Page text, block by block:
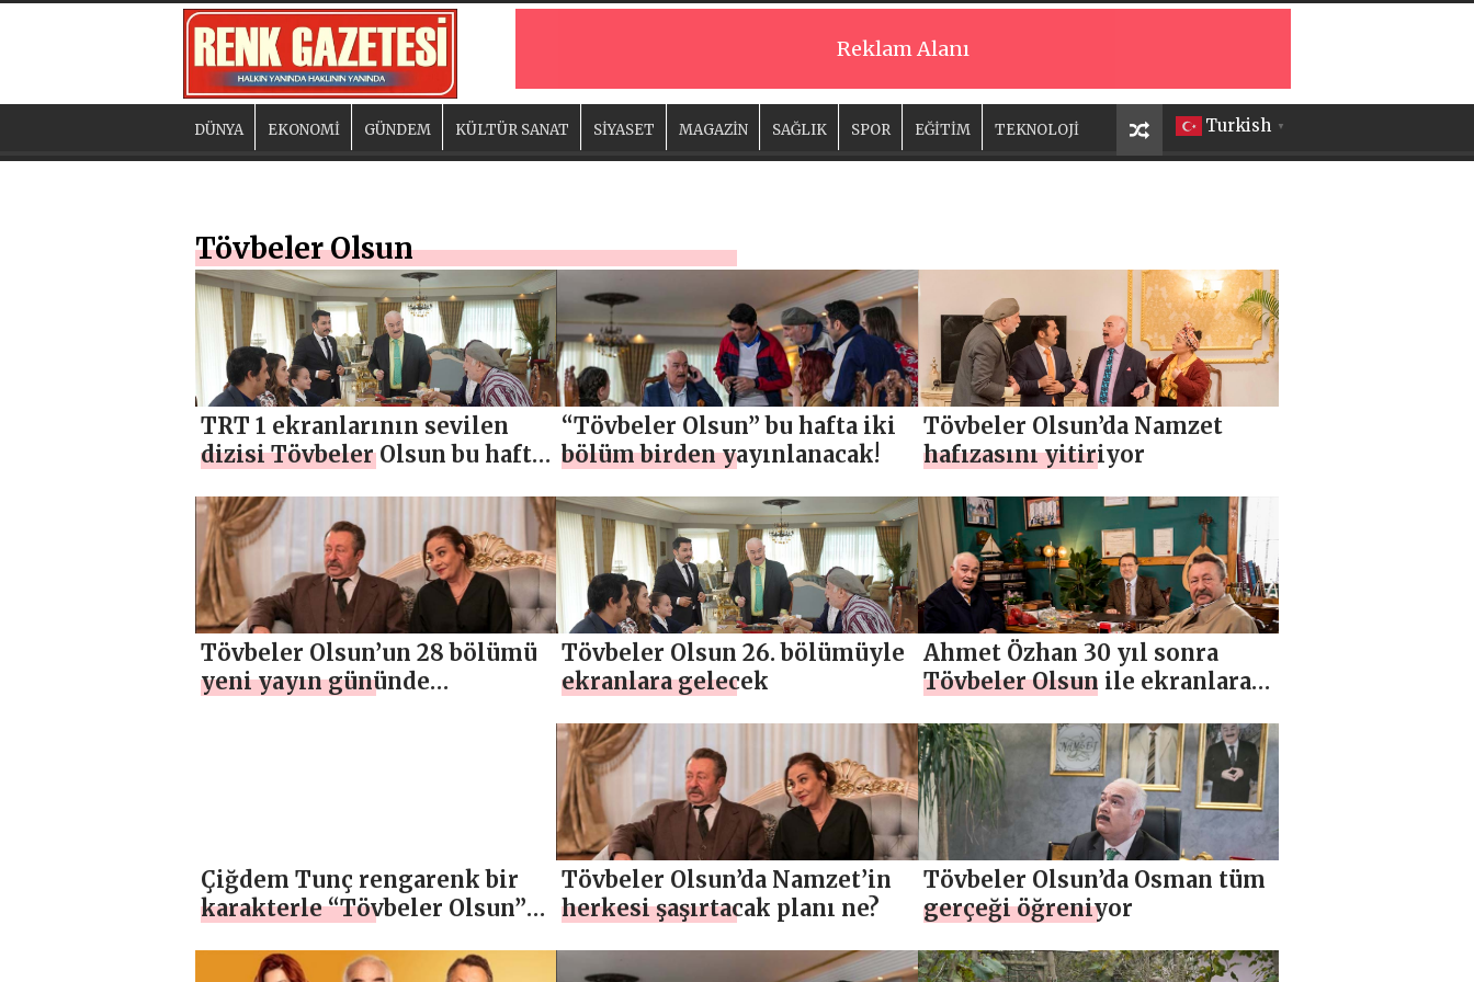
Reklam Alanı
Turkish ▼
DÜNYA EKONOMİ GÜNDEM KÜLTÜR SANAT SİYASET MAGAZİN SAĞLIK SPOR EĞİTİM TEKNOLOJİ
Tövbeler Olsun
TRT 1 ekranlarının sevilen
dizisi Tövbeler Olsun bu hafta
“Tövbeler Olsun” bu hafta iki
bölüm birden yayınlanacak!
Tövbeler Olsun’da Namzet
hafızasını yitiriyor
Tövbeler Olsun’un 28 bölümü
yeni yayın gününde
Tövbeler Olsun 26. bölümüyle
ekranlara gelecek
Ahmet Özhan 30 yıl sonra
Tövbeler Olsun ile ekranlara
Çiğdem Tunç rengarenk bir
karakterle “Tövbeler Olsun”
Tövbeler Olsun’da Namzet’in
herkesi şaşırtacak planı ne?
Tövbeler Olsun’da Osman tüm
gerçeği öğreniyor